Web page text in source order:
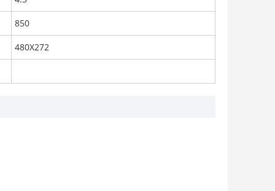
850
480X272